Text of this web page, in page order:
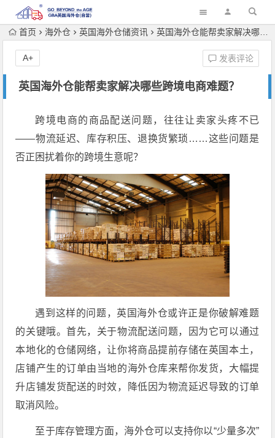
首页 海外仓 英国海外仓储资讯 英国海外仓能帮卖家解决哪些跨境电商难题？
英国海外仓能帮卖家解决哪些跨境电商难题？
发表评论
A+
跨境电商的商品配送问题，往往让卖家头疼不已
——物流延迟、库存积压、退换货繁琐……这些问题是
否正困扰着你的跨境生意呢？
遇到这样的问题，英国海外仓或许正是你破解难题
的关键哦。首先，关于物流配送问题，因为它可以通过
本地化的仓储网络，让你将商品提前存储在英国本土，
店铺产生的订单由当地的海外仓库来帮你发货，大幅提
升店铺发货配送的时效，降低因为物流延迟导致的订单
取消风险。
至于库存管理方面，海外仓可以支持你以“少量多次”